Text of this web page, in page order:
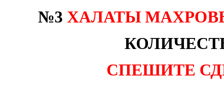
№3 ХАЛАТЫ
СПЕШИТЕ